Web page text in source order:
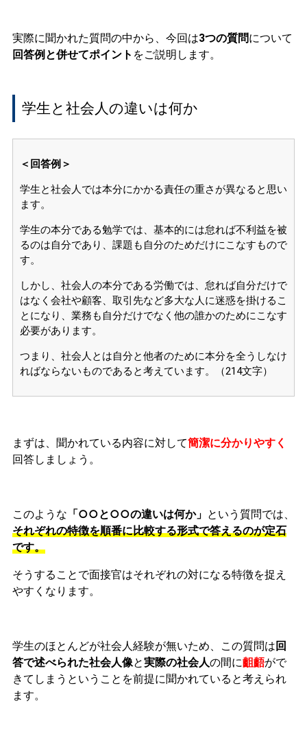
実際に聞かれた質問の中から、今回は3つの質問について
回答例と併せてポイント をご説明します。
学生と社会人の違いは何か
＜回答例＞
学生と社会人では本分にかかる責任の重さが異なると思い
ます。
学生の本分である勉学では、基本的には怠れば不利益を被
るのは自分であり、課題も自分のためだけにこなすもので
す。
しかし、社会人の本分である労働では、怠れば自分だけで
はなく会社や顧客、取引先など多大な人に迷惑を掛けるこ
とになり、業務も自分だけでなく他の誰かのためにこなす
必要があります。
つまり、社会人とは自分と他者のために本分を全うしなけ
ればならないものであると考えています。（214文字）
まずは、聞かれている内容に対して簡潔に分かりやすく
回答しましょう。
このような 「○○と○○の違いは何か」 という質問では、
それぞれの特徴を順番に比較する形式で答えるのが定石
です。
そうすることで面接官はそれぞれの対になる特徴を捉え
やすくなります。
学生のほとんどが社会人経験が無いため、この質問は 回
答で述べられた社会人像と実際の社会人の間に齟齬がで
きてしまうということを前提に聞かれていると考えられ
ます。